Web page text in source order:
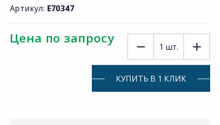
Артикул: E70347
Цена по запросу
1 шт.
КУПИТЬ В 1 КЛИК